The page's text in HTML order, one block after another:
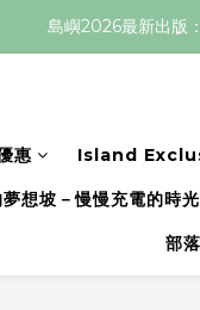
島嶼2026最新出版
惠 Island
想坡－慢慢充電的時光
部